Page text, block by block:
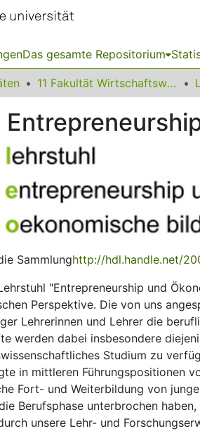
Das gesamte Repositorium
11 Fakultät Wirtschaftswissenschaften
Sammlunghttp://hdl.handle.net/
"Entrepreneurship und
Perspektive. Die von uns
Lehrerinnen und Lehrer die
werden dabei insbesondere
Studium zu
in mittleren Führungspositionen
Fort- und Weiterbildung von
Berufsphase unterbrochen
unsere Lehr- und